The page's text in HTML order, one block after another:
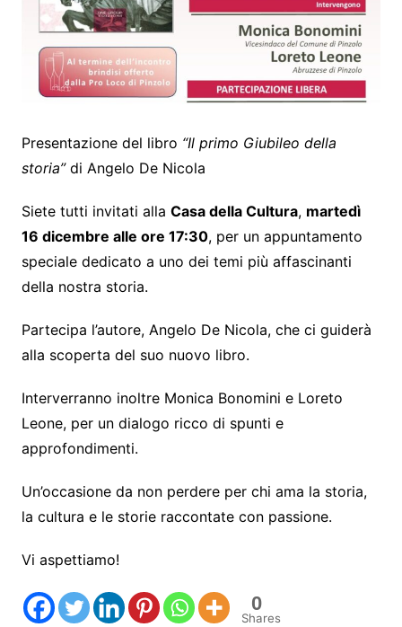
Presentazione del libro “Il primo Giubileo della
storia”di Angelo De Nicola
Siete tutti invitati alla Casa della Cultura, martedì
16 dicembre alle ore 17:30, per un appuntamento
speciale dedicato a uno dei temi più affascinanti
della nostra storia.
Partecipa l’autore, Angelo De Nicola, che ci guiderà
alla scoperta del suo nuovo libro.
Interverranno inoltre Monica Bonomini e Loreto
Leone, per un dialogo ricco di spunti e
approfondimenti.
Un’occasione da non perdere per chi ama la storia,
la cultura e le storie raccontate con passione.
Vi aspettiamo!
0
Shares